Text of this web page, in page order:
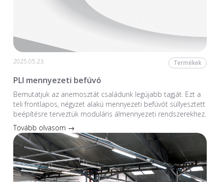
2025.05.23. Termékek
PLI mennyezeti befúvó
Bemutatjuk az anemosztát családunk legújabb tagját. Ezt a
teli frontlapos, négyzet alakú mennyezeti befúvót süllyesztett
beépítésre terveztük moduláris álmennyezeti rendszerekhez.
Tovább olvasom →